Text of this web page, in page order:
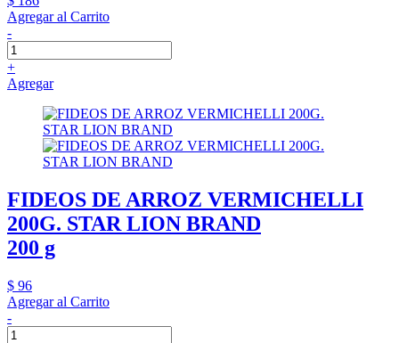
Agregar al Carrito
-
+
Agregar
FIDEOS DE ARROZ VERMICHELLI
200G. STAR LION BRAND
200 g
$ 96
Agregar al Carrito
-